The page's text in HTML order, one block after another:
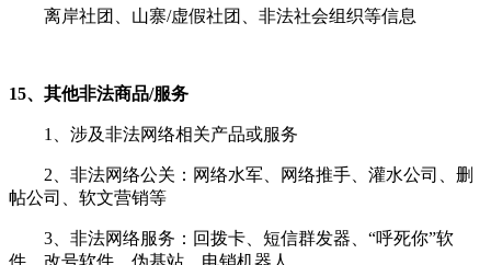
离岸社团、山寨/虚假社团、非法社会组织等信息
15、其他非法商品/服务
1、涉及非法网络相关产品或服务
2、非法网络公关：网络水军、网络推手、灌水公司、删
帖公司、软文营销等
3、非法网络服务：回拨卡、短信群发器、“呼死你”软